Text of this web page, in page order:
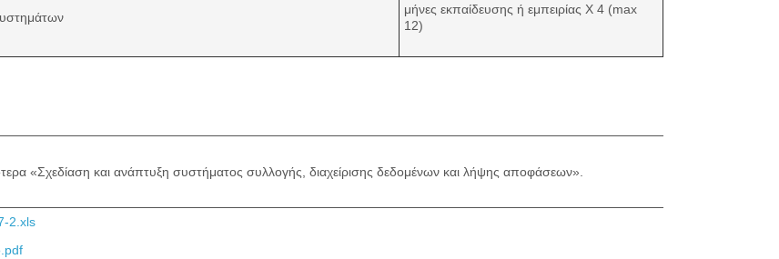
μήνες εκπαίδευσης ή εμπειρίας Χ 4 (max
12)
«Σχεδίαση και ανάπτυξη συστήματος συλλογής, διαχείρισης δεδομένων και λήψης αποφάσεων».
2.xls